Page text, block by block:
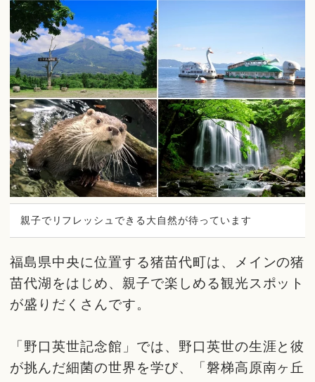
親子でリフレッシュできる大自然が待っています
福島県中央に位置する猪苗代町は、メインの猪
苗代湖をはじめ、親子で楽しめる観光スポット
が盛りだくさんです。
「野口英世記念館」では、野口英世の生涯と彼
が挑んだ細菌の世界を学び、「磐梯高原南ヶ丘